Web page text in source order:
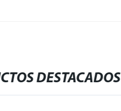
DESTACADOS